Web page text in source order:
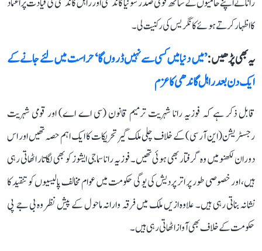
کا اظہار کرتے ہوئے کانگریس کی رکنیت لی۔
یہ بھی پڑھیں :’میں دنیا میں کسی سے نہیں ڈروں گا‘ حراست میں لئے جانے کے
ایک دن بعد راہل گاندھی کا عزم
قابل ذکر ہے کہ فوزیہ رانا شہریت ترمیم قانون (سی اے اے) اور قومی شہریت
رجسٹریشن(این آر سی) کے خلاف چلی ملک گیر تحریکات کا ایک اہم حصہ تھیں اور اس
دوران لکھنو میں وہ گرفتار بھی ہوئی تھیں۔ فوزیہ رانا سماجی ایشوز کو بھی لگاتار اٹھاتی رہی
ہیں، اور خصوصی طور پر اتر پردیش کی یوگی حکومت میں عوام مخالف پالیسیوں کو تنقید کا
نشانہ بناتی رہی ہیں۔ علاوہ ازیں ملک میں فرقہ وارانہ ماحول کے پیش نظر وہ بی جے پی
حکومت کے خلاف بھی آواز اٹھاتی رہی ہیں۔